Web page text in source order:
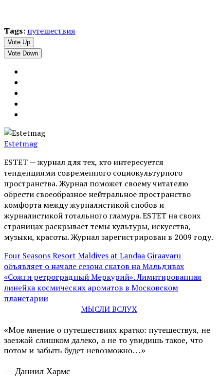
Tags: путешествия
Vote Up
Vote Down
Estetmag
ESTET — журнал для тех, кто интересуeтся
тенденциями современного социокультурного
пространства. Журнал поможет своему читателю
обрести своеобразное нейтральное пространство
комфорта между журналистикой снобов и
журналистикой тотального гламура. ESTET на своих
страницах раскрывает темы культуры, искусства,
музыки, красоты. Журнал зарегистрирован в 2009 году.
Four Seasons Resort Maldives at Landaa Giraavaru
объявляет о начале сезона скатов на Мальдивах
«Сожги ретроградный Меркурий». Лимитированная
линейка космических ароматов в Московском
планетарии
МЫСЛИ ВСЛУХ
«Мое мнение о путешествиях кратко: путешествуя, не
заезжай слишком далеко, а не то увидишь такое, что
потом и забыть будет невозможно…»
— Даниил Хармс